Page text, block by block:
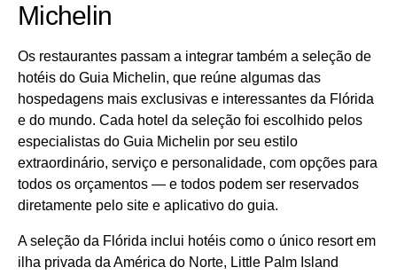
Michelin
Os restaurantes passam a integrar também a seleção de
hotéis do Guia Michelin, que reúne algumas das
hospedagens mais exclusivas e interessantes da Flórida
e do mundo. Cada hotel da seleção foi escolhido pelos
especialistas do Guia Michelin por seu estilo
extraordinário, serviço e personalidade, com opções para
todos os orçamentos — e todos podem ser reservados
diretamente pelo site e aplicativo do guia.
A seleção da Flórida inclui hotéis como o único resort em
ilha privada da América do Norte, Little Palm Island